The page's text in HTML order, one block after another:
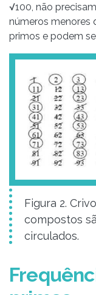
√100, não
números menores
primos e podem
Figura 2.
compostos
circulados.